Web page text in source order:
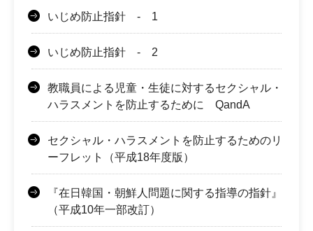
いじめ防止指針 - 1
いじめ防止指針 - 2
教職員による児童・生徒に対するセクシャル・
ハラスメントを防止するために QandA
セクシャル・ハラスメントを防止するためのリ
ーフレット（平成18年度版）
『在日韓国・朝鮮人問題に関する指導の指針』
（平成10年一部改訂）